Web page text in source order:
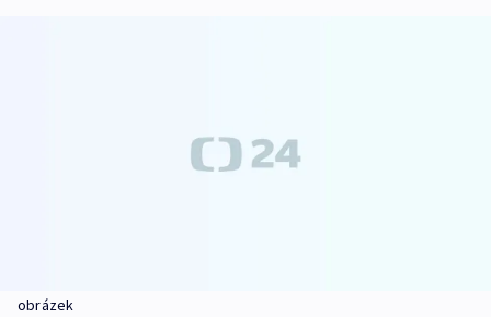
obrázek